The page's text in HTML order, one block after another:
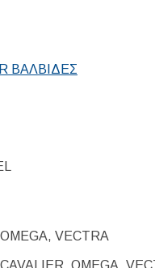
ΒΑΛΒΙΔΕΣ
VECTRA
OMEGA,